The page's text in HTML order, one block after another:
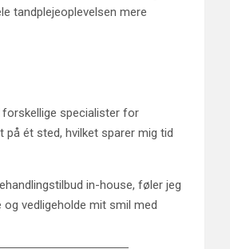
tandplejeoplevelsen mere
forskellige specialister for
på ét sted, hvilket sparer mig tid
in-house, føler jeg
vedligeholde mit smil med